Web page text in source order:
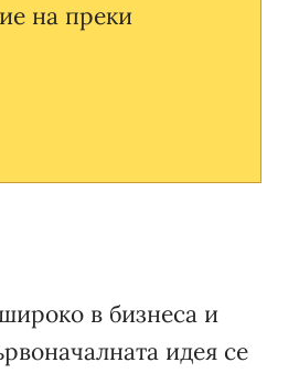
на преки
в бизнеса и
идея се